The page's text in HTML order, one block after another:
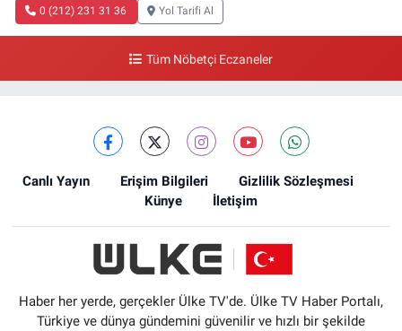
0 (212) 231 31 36 Yol Tarifi Al
Tüm Nöbetçi Eczaneler
Canlı Yayın Erişim Bilgileri
Gizlilik Sözleşmesi
Künye
İletişim
Haber her yerde, gerçekler Ülke TV'de. Ülke TV Haber Portalı,
Türkiye ve dünya gündemini güvenilir ve hızlı bir şekilde